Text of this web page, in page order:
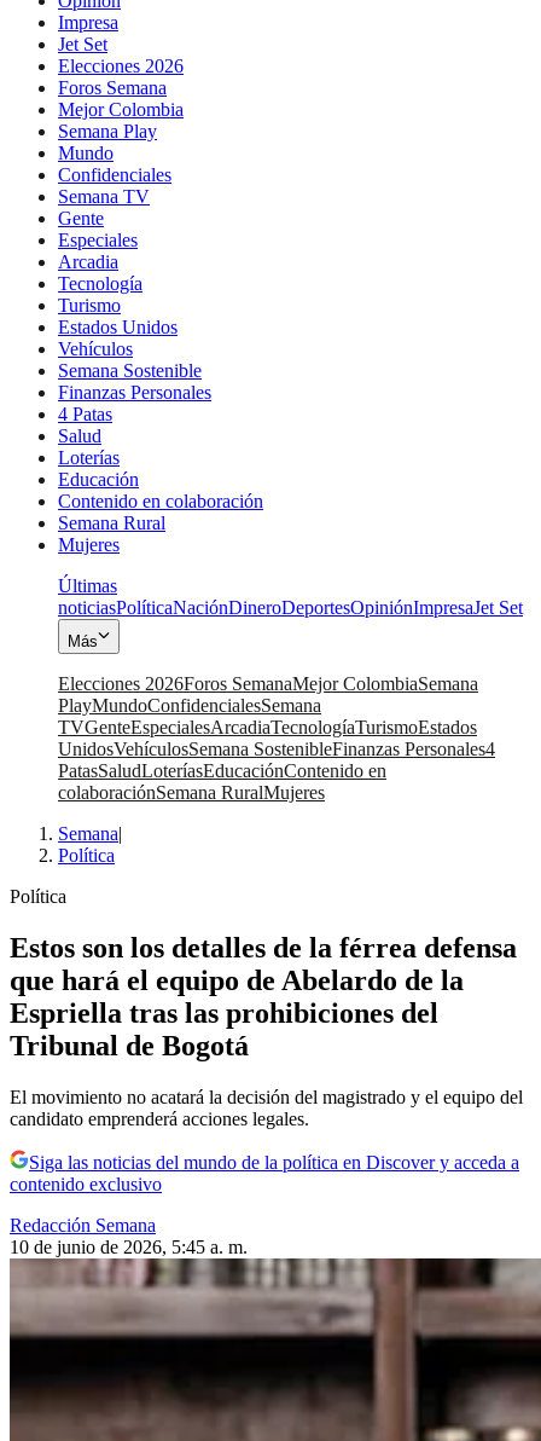
Impresa
Jet Set
Elecciones 2026
Foros Semana
Mejor Colombia
Semana Play
Mundo
Confidenciales
Semana TV
Gente
Especiales
Arcadia
Tecnología
Turismo
Estados Unidos
Vehículos
Semana Sostenible
Finanzas Personales
4 Patas
Salud
Loterías
Educación
Contenido en colaboración
Semana Rural
Mujeres
Últimas
noticiasPolíticaNaciónDineroDeportesOpiniónImpresaJet Set
Más
Elecciones 2026Foros SemanaMejor ColombiaSemana
PlayMundoConfidencialesSemana
TVGenteEspecialesArcadiaTecnologíaTurismoEstados
UnidosVehículosSemana SostenibleFinanzas Personales4
PatasSaludLoteríasEducaciónContenido en
colaboraciónSemana RuralMujeres
Semana|
Política
Política
Estos son los detalles de la férrea defensa
que hará el equipo de Abelardo de la
Espriella tras las prohibiciones del
Tribunal de Bogotá
El movimiento no acatará la decisión del magistrado y el equipo del
candidato emprenderá acciones legales.
Siga las noticias del mundo de la política en Discover y acceda a
contenido exclusivo
Redacción Semana
10 de junio de 2026, 5:45 a. m.